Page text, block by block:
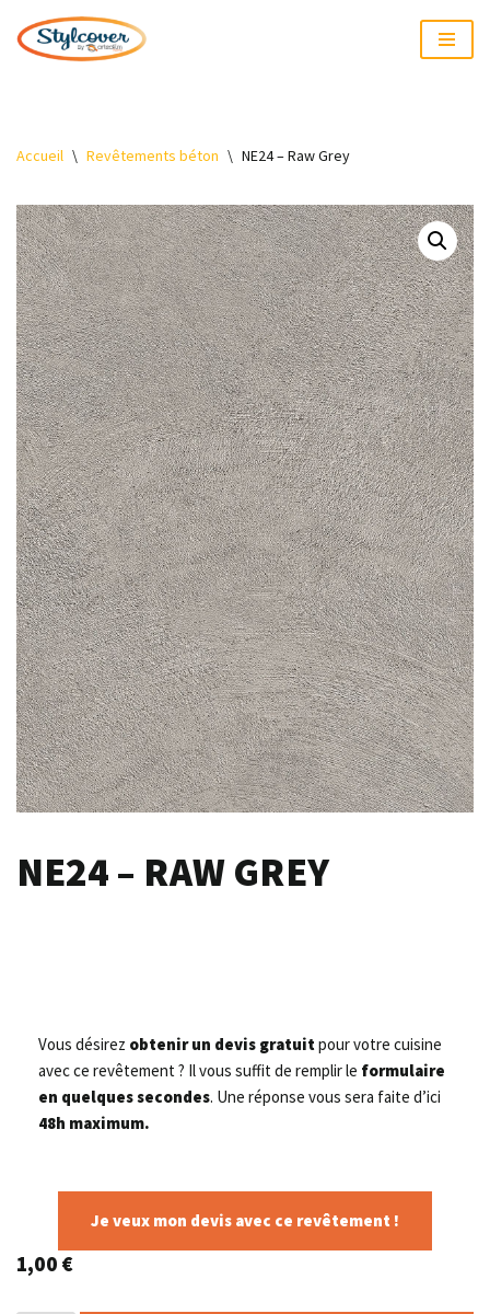
Aller
Accueil \ Revêtements béton \ NE24 – Raw Grey
NE24 – RAW GREY
Vous désirez obtenir un devis gratuit pour votre cuisine
avec ce revêtement ? Il vous suffit de remplir le formulaire
en quelques secondes. Une réponse vous sera faite d’ici
48h maximum.
Je veux mon devis avec ce revêtement !
1,00 €